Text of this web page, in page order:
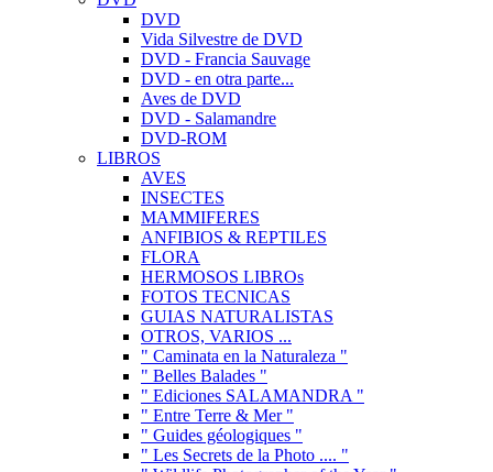
DVD
Vida Silvestre de DVD
DVD - Francia Sauvage
DVD - en otra parte...
Aves de DVD
DVD - Salamandre
DVD-ROM
LIBROS
AVES
INSECTES
MAMMIFERES
ANFIBIOS & REPTILES
FLORA
HERMOSOS LIBROs
FOTOS TECNICAS
GUIAS NATURALISTAS
OTROS, VARIOS ...
" Caminata en la Naturaleza "
" Belles Balades "
" Ediciones SALAMANDRA "
" Entre Terre & Mer "
" Guides géologiques "
" Les Secrets de la Photo .... "